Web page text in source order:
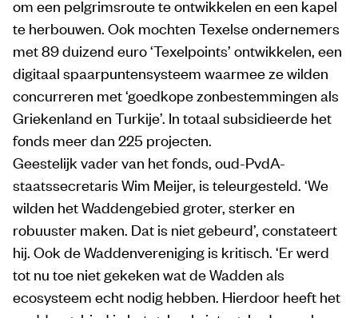
om een pelgrimsroute te ontwikkelen en een kapel
te herbouwen. Ook mochten Texelse ondernemers
met 89 duizend euro ‘Texelpoints’ ontwikkelen, een
digitaal spaarpuntensysteem waarmee ze wilden
concurreren met ‘goedkope zonbestemmingen als
Griekenland en Turkije’. In totaal subsidieerde het
fonds meer dan 225 projecten.
Geestelijk vader van het fonds, oud-PvdA-
staatssecretaris Wim Meijer, is teleurgesteld. ‘We
wilden het Waddengebied groter, sterker en
robuuster maken. Dat is niet gebeurd’, constateert
hij. Ook de Waddenvereniging is kritisch. ‘Er werd
tot nu toe niet gekeken wat de Wadden als
ecosysteem echt nodig hebben. Hierdoor heeft het